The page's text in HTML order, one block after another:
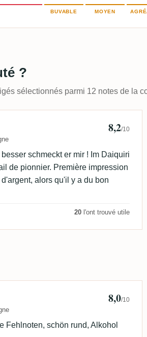
BUVABLE MOYEN
?
sélectionnés parmi 12 notes de la
8,2/10
schmeckt er mir ! Im Daiquiri
de pionnier. Première impression
alors qu'il y a du bon
20 l'ont trouvé utile
8,0/10
Fehlnoten, schön rund, Alkohol